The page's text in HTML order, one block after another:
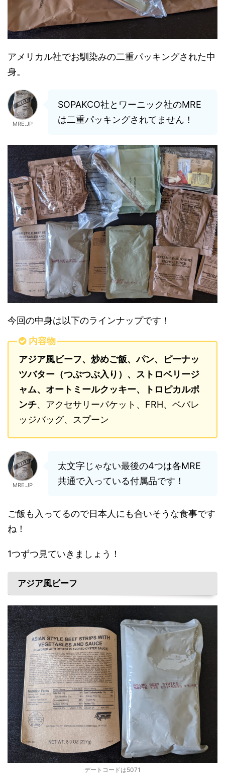
アメリカル社でお馴染みの二重パッキングされた中
身。
MRE.JP
SOPAKCO社とワーニック社のMRE
は二重パッキングされてません！
今回の中身は以下のラインナップです！
内容物
アジア風ビーフ、炒めご飯、パン、ピーナッ
ツバター（つぶつぶ入り） 、ストロベリージ
ャム、オートミールクッキー、トロピカルポ
ンチ、アクセサリーパケット、FRH、ベバレ
ッジバッグ、スプーン
MRE.JP
太文字じゃない最後の4つは各MRE
共通で入っている付属品です！
ご飯も入ってるので日本人にも合いそうな食事です
ね！
1つずつ見ていきましょう！
アジア風ビーフ
デートコードは5071